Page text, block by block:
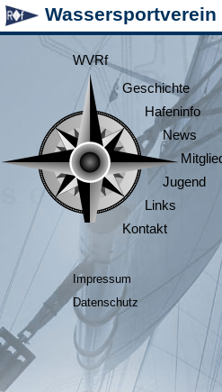
Wassersportverein
WVRf
Geschichte
Hafeninfo
News
Jugend
Links
Kontakt
Impressum
Datenschutz